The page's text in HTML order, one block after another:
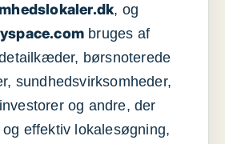
, og
bruges af
børsnoterede
sundhedsvirksomheder,
og andre, der
effektiv lokalesøgning,